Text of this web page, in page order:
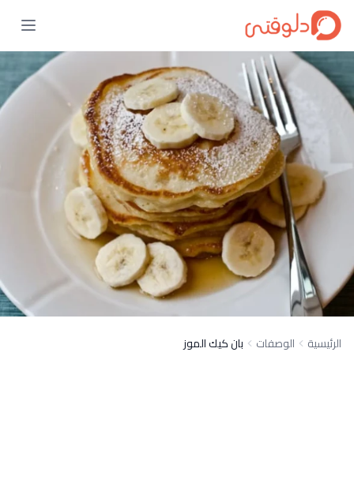
الرئيسية الوصفات بان كيك الموز